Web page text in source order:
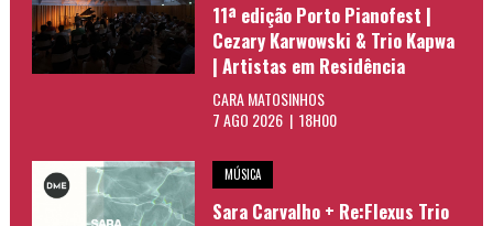
11ª edição Porto Pianofest |
Cezary Karwowski & Trio Kapwa
| Artistas em Residência
CARA MATOSINHOS
7 AGO 2026 | 18H00
MÚSICA
Sara Carvalho + Re:Flexus Trio